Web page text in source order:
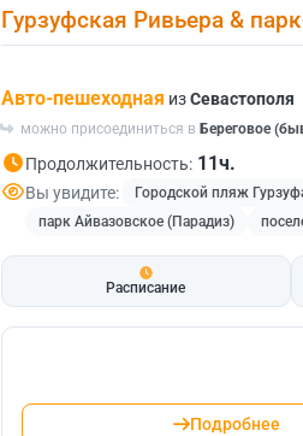
Гурзуфская Ривьера &
Авто-пешеходная изСевастополя
можно присоединиться в Береговое
Продолжительность: 11ч.
Вы увидите: Городской пляж
парк Айвазовское (Парадиз)
Расписание
Подробнее